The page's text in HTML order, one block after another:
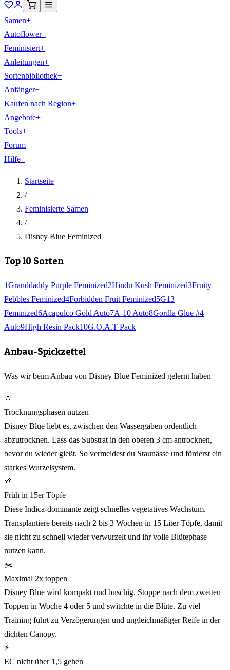
Samen+
Autoflower+
Feminisiert+
Anleitungen+
Sortenbibliothek+
Anfänger+
Kaufen nach Region+
Angebote+
Tools+
Forum
Hilfe+
Startseite
/
Feminisierte Samen
/
Disney Blue Feminized
Top 10 Sorten
1Granddaddy Purple Feminized2Hindu Kush Feminized3Fruity
Pebbles Feminized4Forbidden Fruit Feminized5G13
Feminized6Acapulco Gold Auto7A-10 Auto8Gorilla Glue #4
Auto9High Resin Pack10G.O.A.T Pack
Anbau-Spickzettel
Was wir beim Anbau von Disney Blue Feminized gelernt haben
💧
Trocknungsphasen nutzen
Disney Blue liebt es, zwischen den Wassergaben ordentlich
abzutrocknen. Lass das Substrat in den oberen 3 cm antrocknen,
bevor du wieder gießt. So vermeidest du Staunässe und förderst ein
starkes Wurzelsystem.
🌱
Früh in 15er Töpfe
Diese Indica-dominante zeigt schnelles vegetatives Wachstum.
Transplantiere bereits nach 2 bis 3 Wochen in 15 Liter Töpfe, damit
sie nicht zu schnell wieder verwurzelt und ihr volle Blütephase
nutzen kann.
✂️
Maximal 2x toppen
Disney Blue wird kompakt und buschig. Stoppe nach dem zweiten
Toppen in Woche 4 oder 5 und switchte in die Blüte. Zu viel
Training führt zu Verzögerungen und ungleichmäßiger Reife in der
dichten Canopy.
⚡
EC nicht über 1,5 gehen